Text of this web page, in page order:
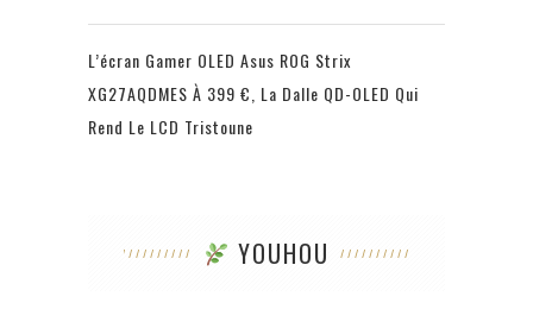
L’écran Gamer OLED Asus ROG Strix
XG27AQDMES À 399 €, La Dalle QD-OLED Qui
Rend Le LCD Tristoune
YOUHOU